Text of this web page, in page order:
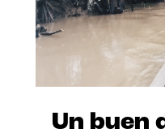
Un buen